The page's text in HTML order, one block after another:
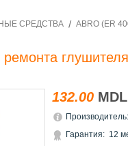
СРЕДСТВА
ABRO (ER
132.00 MDL
Производитель:
Гарантия: 12